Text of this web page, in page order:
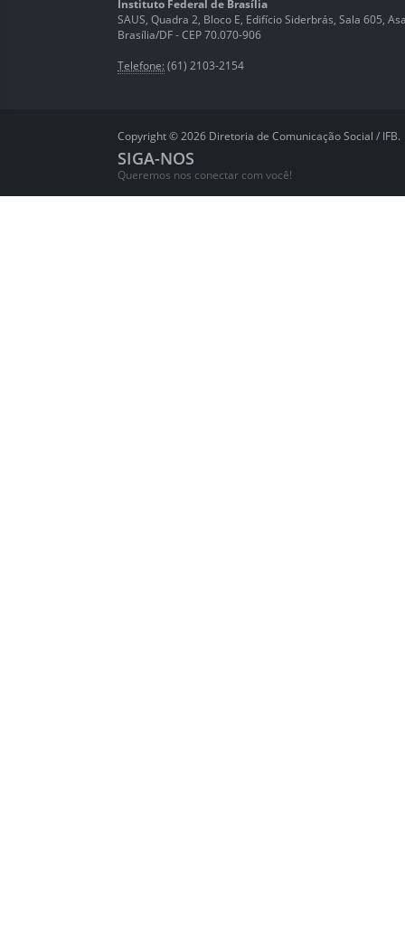
Instituto Federal de Brasília
SAUS, Quadra 2, Bloco E, Edifício Siderbrás, Sala 605,
Brasília/DF - CEP 70.070-906
Telefone: (61) 2103-2154
Copyright © 2026 Diretoria de Comunicação Social / IFB.
SIGA-NOS
Queremos nos conectar com você!